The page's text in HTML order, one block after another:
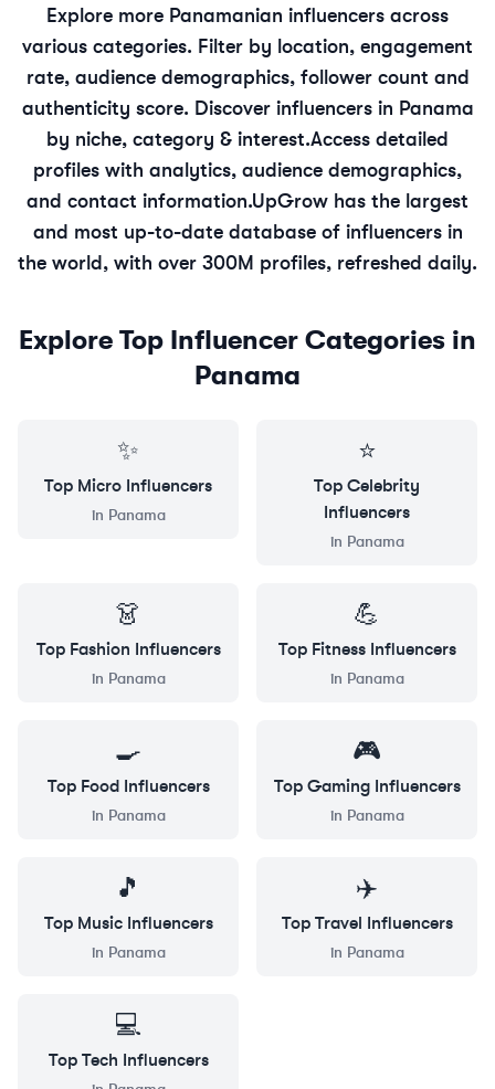
Explore more Panamanian influencers across
various categories. Filter by location, engagement
rate, audience demographics, follower count and
authenticity score. Discover influencers in Panama
by niche, category & interest.Access detailed
profiles with analytics, audience demographics,
and contact information.UpGrow has the largest
and most up-to-date database of influencers in
the world, with over 300M profiles, refreshed daily.
Explore Top Influencer Categories in
Panama
✨
Top Micro Influencers
in Panama
⭐
Top Celebrity
Influencers
in Panama
👗
Top Fashion Influencers
in Panama
💪
Top FitnessInfluencers
in Panama
🍳
Top FoodInfluencers
in Panama
🎮
Top GamingInfluencers
in Panama
🎵
Top MusicInfluencers
in Panama
✈️
Top Travel Influencers
in Panama
💻
Top Tech Influencers